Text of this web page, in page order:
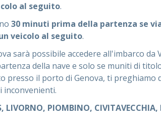
al seguito.
30 minuti prima della partenza se
veicolo al seguito.
sarà possibile accedere all'imbarco da
della nave e solo se muniti di
presso il porto di Genova, ti
LIVORNO, PIOMBINO, CIVITAVECCHIA,